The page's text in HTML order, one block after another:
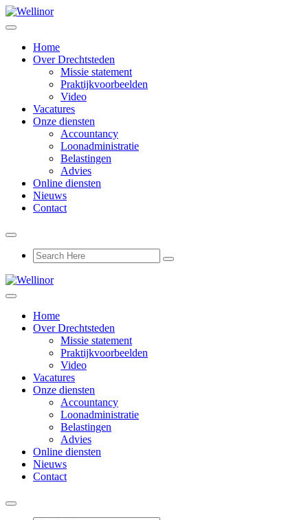
Home
Over Drechtsteden
Missie statement
Praktijkvoorbeelden
Video
Vacatures
Onze diensten
Accountancy
Loonadministratie
Belastingen
Advies
Online diensten
Nieuws
Contact
Home
Over Drechtsteden
Missie statement
Praktijkvoorbeelden
Video
Vacatures
Onze diensten
Accountancy
Loonadministratie
Belastingen
Advies
Online diensten
Nieuws
Contact